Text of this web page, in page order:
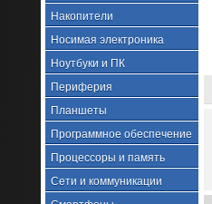
Накопители
Носимая электроника
Ноутбуки и ПК
Периферия
Планшеты
Программное обеспечение
Процессоры и память
Сети и коммуникации